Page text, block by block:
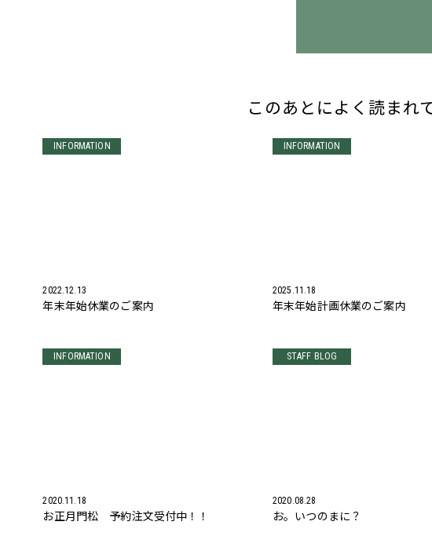
このあとによく読まれ
INFORMATION
2022.12.13
年末年始休業のご案内
INFORMATION
2025.11.18
年末年始計画休業のご案内
INFORMATION
2020.11.18
お正月門松 予約注文受付中！！
STAFF BLOG
2020.08.28
お。いつのまに？